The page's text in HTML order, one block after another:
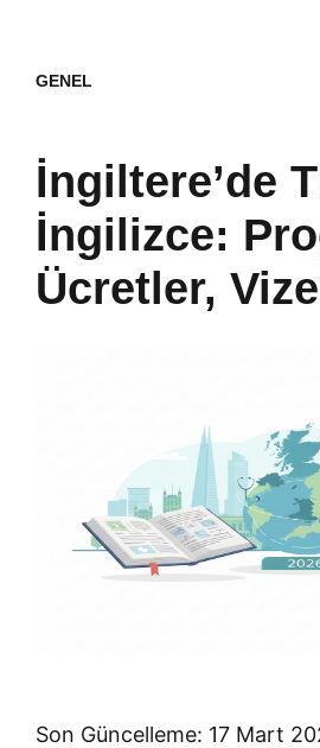
GENEL
İngiltere’de
İngilizce:
Ücretler, Vize
Son Güncelleme: 17 Mart